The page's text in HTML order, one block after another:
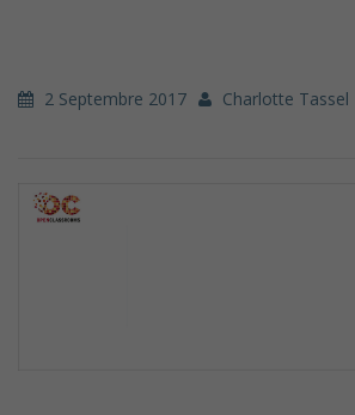
2 Septembre 2017
Charlotte Tassel